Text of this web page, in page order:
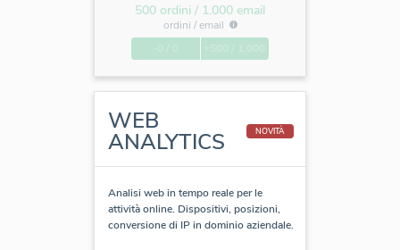
500 ordini / 1.000 email
ordini /email
WEB
ANALYTICS NOVITÀ
Analisi web in tempo reale per le
attività online. Dispositivi, posizioni,
conversione di IP in dominio aziendale.